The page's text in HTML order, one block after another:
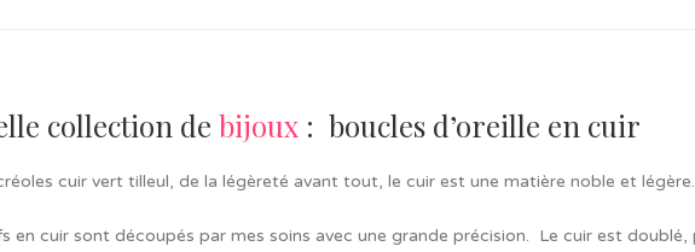
collection de bijoux : boucles d’oreille en cuir
cuir vert tilleul, de la légèreté avant tout, le cuir est une matière noble et
en cuir sont découpés par mes soins avec une grande précision. Le cuir est